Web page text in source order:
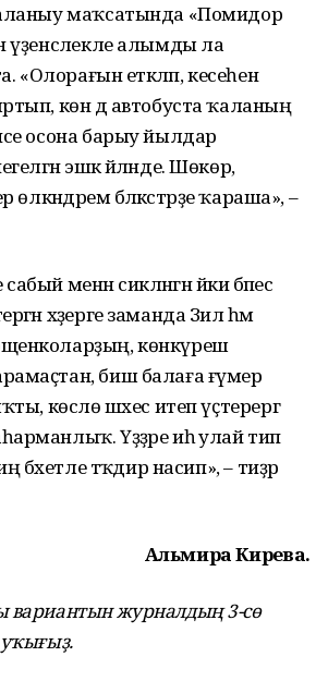
маҡсатында «Помидор
үҙенсәлекле алымды ла
«Олорағын етәкләп, кесеһен
көн дә автобуста ҡаланың
осона барыу йылдар
эшкә әйләнде. Шөкөр,
бәләкәстәрҙе ҡараша», –
менән сикләнгән йәки бәпес
хәҙерге заманда Зилә һәм
көнкүреш
биш балаға ғүмер
көслө шәхес итеп үҫтерергә
Үҙҙәре иһә улай тип
бәхетле тәҡдир насип», – тиҙәр
Альмира Кирәева.
вариантын журналдың 3-сө